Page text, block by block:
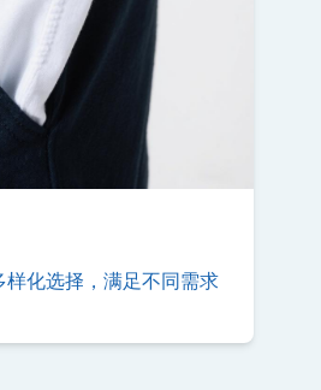
化选择，满足不同需求